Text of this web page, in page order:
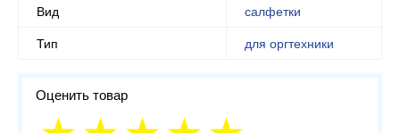
Вид
салфетки
Тип
для оргтехники
Оценить товар